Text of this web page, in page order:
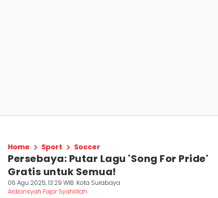
Home Sport Soccer
Persebaya: Putar Lagu 'Song For Pride'
Gratis untuk Semua!
06 Agu 2025, 13:29 WIB Kota Surabaya
Ardiansyah Fajar Syahlillah